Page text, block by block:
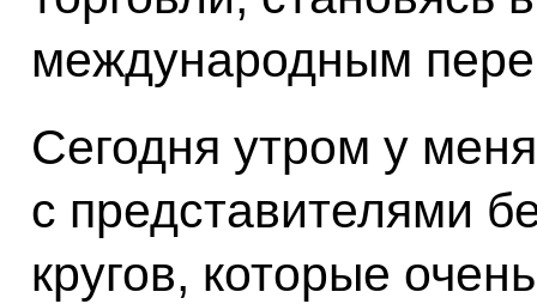
международным
Сегодня утром у
с представителями
кругов, которые